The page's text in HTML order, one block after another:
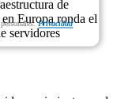
Privacidad
de
Europa ronda el
servidores